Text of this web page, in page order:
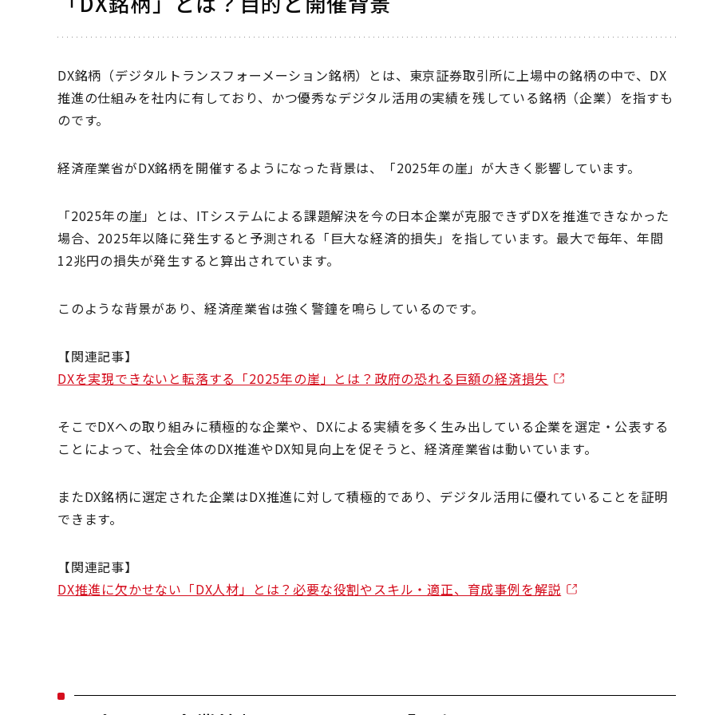
DX銘柄（デジタルトランスフォーメーション銘柄）とは、東京証券取引所に上場中の銘柄の中で、DX
推進の仕組みを社内に有しており、かつ優秀なデジタル活用の実績を残している銘柄（企業）を指すも
のです。
経済産業省がDX銘柄を開催するようになった背景は、「2025年の崖」が大きく影響しています。
「2025年の崖」とは、ITシステムによる課題解決を今の日本企業が克服できずDXを推進できなかった
場合、2025年以降に発生すると予測される「巨大な経済的損失」を指しています。最大で毎年、年間
12兆円の損失が発生すると算出されています。
このような背景があり、経済産業省は強く警鐘を鳴らしているのです。
【関連記事】
DXを実現できないと転落する「2025年の崖」とは？政府の恐れる巨額の経済損失
そこでDXへの取り組みに積極的な企業や、DXによる実績を多く生み出している企業を選定・公表する
ことによって、社会全体のDX推進やDX知見向上を促そうと、経済産業省は動いています。
またDX銘柄に選定された企業はDX推進に対して積極的であり、デジタル活用に優れていることを証明
できます。
【関連記事】
DX推進に欠かせない「DX人材」とは？必要な役割やスキル・適正、育成事例を解説